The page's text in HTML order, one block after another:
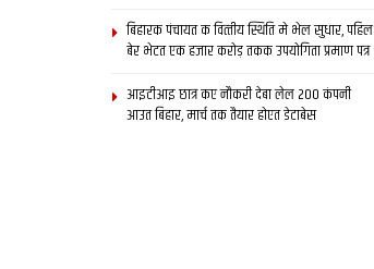
बिहारक पंचायत क वित्‍तीय स्थिति मे भेल सुधार, पहिल
बेर भेटत एक हजार करोड़ तकक उपयोगिता प्रमाण पत्र
आइटीआइ छात्र कए नौकरी देबा लेल 200 कंपनी
आउत बिहार, मार्च तक तैयार होएत डेटाबेस